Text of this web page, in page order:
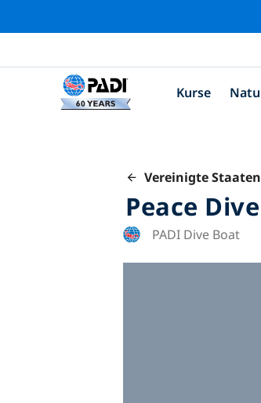
Kurse
Vereinigte
Peace
PADI Dive Boat